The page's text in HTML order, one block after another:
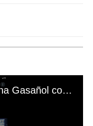
El mal momento de Yanina Gasañol con un hincha argentino en "Subrayado"